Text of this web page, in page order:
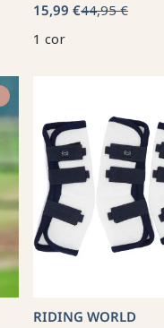
15,99 €44,95 €
1 cor
RIDING WORLD